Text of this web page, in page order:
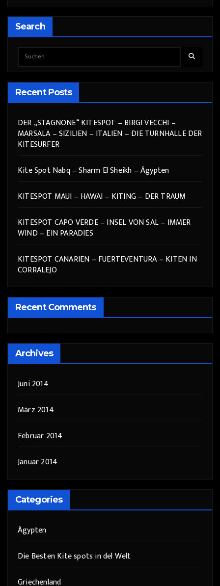
Search
Recent Posts
DER „STAGNONE“ KITESPOT – BIRGI VECCHI –
MARSALA – SIZILIEN – ITALIEN – DIE TURNHALLE DER
KITESURFER
Kite Spot Nabq – Sharm El Sheikh – Ägypten
KITESPOT MAUI – HAWAI – KITING – DER TRAUM
KITESPOT CAPO VERDE – INSEL VON SAL – IMMER
WIND – EIN PARADIES
KITESPOT CANARIEN – FUERTEVENTURA – KITEN IN
CORRALEJO
Recent Comments
Archives
Juni 2014
März 2014
Februar 2014
Januar 2014
Categories
Ägypten
Die Besten Kite spots in del Welt
Griechenland